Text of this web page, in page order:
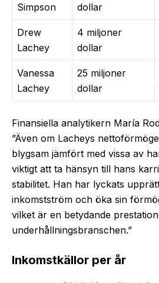
Simpson
dollar
Drew
Lachey
4 miljoner
dollar
Vanessa
Lachey
25 miljoner
dollar
Finansiella analytikern María
”Även om Lacheys
blygsam jämfört med vissa av
viktigt att ta hänsyn till hans
stabilitet. Han har lyckats
inkomstström och öka sin
vilket är en betydande
underhållningsbranschen.”
Inkomstkällor per år